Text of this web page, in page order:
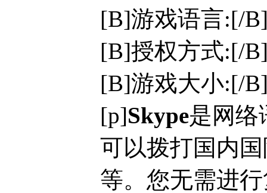
[B]游戏语言:[/
[B]授权方式:[/
[B]游戏大小:[/
[p]Skype是网络
可以拨打国内
等。您无需进